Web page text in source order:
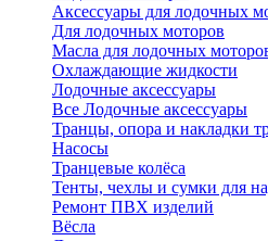
Аксессуары для лодочных
Для лодочных моторов
Масла для лодочных
Охлаждающие жидкости
Лодочные аксессуары
Все Лодочные аксессуары
Транцы, опора и накладки
Насосы
Транцевые колёса
Тенты, чехлы и сумки для
Ремонт ПВХ изделий
Вёсла